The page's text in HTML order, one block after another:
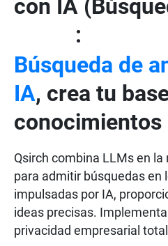
con IA
:
Búsqueda de
IA, crea tu
conocimientos
Qsirch combina LLMs en la
para admitir búsquedas en
impulsadas por IA,
ideas precisas.
privacidad empresarial